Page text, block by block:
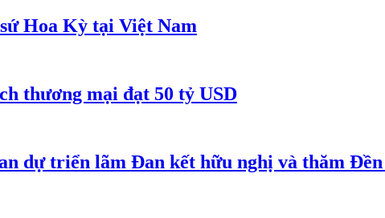
Hoa Kỳ tại Việt Nam
thương mại đạt 50 tỷ USD
dự triển lãm Đan kết hữu nghị và thăm Đền